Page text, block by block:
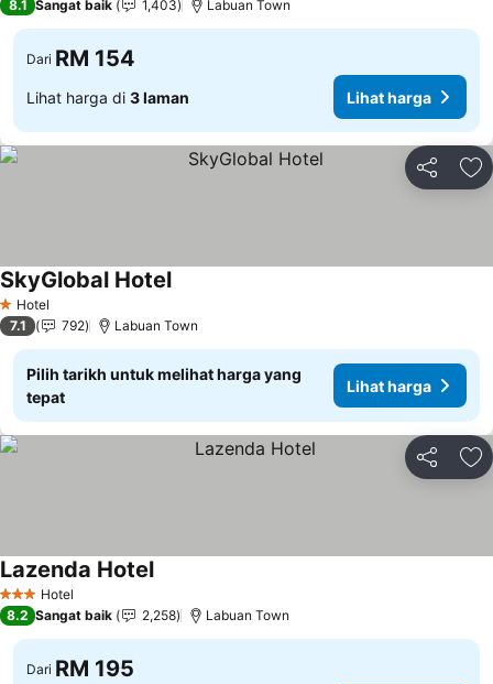
8.1 Sangat baik 1,403 Labuan Town
Dari RM 154
Lihat harga di 3 laman Lihat harga
Kongsi
1 Bintang
Hotel
SkyGlobal HotelLihat harga
7.1 792 Labuan Town
Pilih tarikh untuk melihat harga yang
tepat
Lihat harga
Kongsi
3 BintangHotel
Lazenda HotelLihat harga
8.2 Sangat baik 2,258 Labuan Town
Dari RM 195